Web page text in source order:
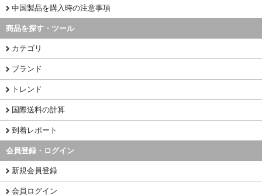
中国製品を購入時の注意事項
商品を探す・ツール
カテゴリ
ブランド
トレンド
国際送料の計算
到着レポート
会員登録・ログイン
新規会員登録
会員ログイン